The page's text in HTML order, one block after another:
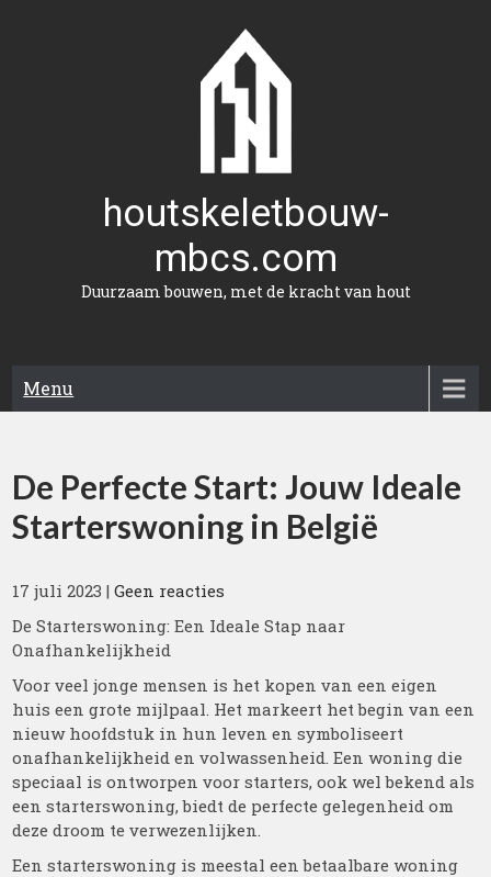
houtskeletbouw-
mbcs.com
Duurzaam bouwen, met de kracht van hout
Menu
De Perfecte Start: Jouw Ideale
Starterswoning in België
17 juli 2023 |Geen reacties
De Starterswoning: Een Ideale Stap naar
Onafhankelijkheid
Voor veel jonge mensen is het kopen van een eigen
huis een grote mijlpaal. Het markeert het begin van een
nieuw hoofdstuk in hun leven en symboliseert
onafhankelijkheid en volwassenheid. Een woning die
speciaal is ontworpen voor starters, ook wel bekend als
een starterswoning, biedt de perfecte gelegenheid om
deze droom te verwezenlijken.
Een starterswoning is meestal een betaalbare woning